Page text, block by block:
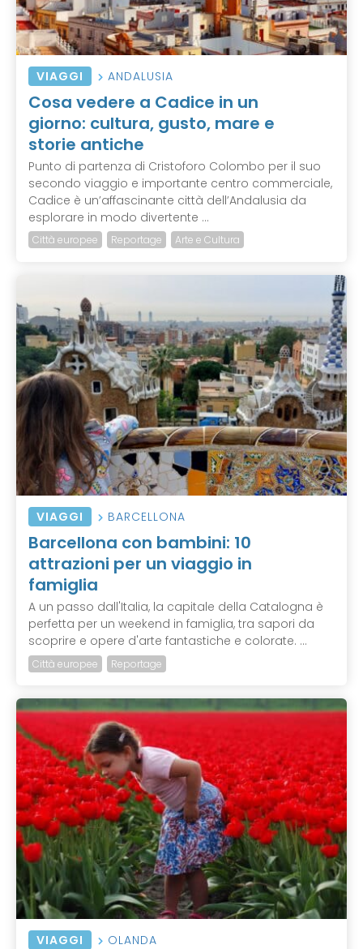
VIAGGI ANDALUSIA
Cosa vedere a Cadice in un
giorno: cultura, gusto, mare e
storie antiche
Punto di partenza di Cristoforo Colombo per il suo
secondo viaggio e importante centro commerciale,
Cadice è un’affascinante città dell’Andalusia da
esplorare in modo divertente ...
Città europee Reportage Arte e Cultura
VIAGGI BARCELLONA
Barcellona con bambini: 10
attrazioni per un viaggio in
famiglia
A un passo dall'Italia, la capitale della Catalogna è
perfetta per un weekend in famiglia, tra sapori da
scoprire e opere d'arte fantastiche e colorate. ...
Città europee Reportage
VIAGGI OLANDA